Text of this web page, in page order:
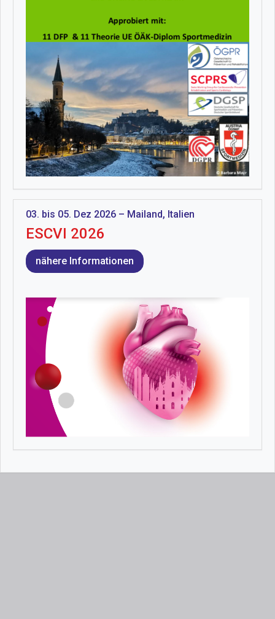
03. bis 05. Dez 2026 – Mailand, Italien
ESCVI 2026
nähere Informationen